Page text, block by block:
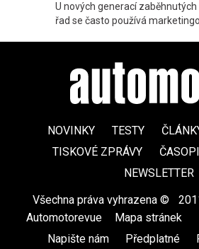
U nových generací
řad se často používá
NOVINKY TESTY
TISKOVÉ ZPRÁVY
NEWSLETTER
Všechna práva vyhrazena ©
Automotorevue
Mapa stránek
Napište nám
Předplatné